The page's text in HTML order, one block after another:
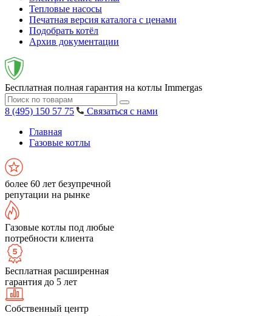
Тепловые насосы
Печатная версия каталога с ценами
Подобрать котёл
Архив документации
Бесплатная полная гарантия на котлы Immergas
8 (495) 150 57 75
Связаться с нами
Главная
Газовые котлы
более 60 лет безупречной
репутации на рынке
Газовые котлы под любые
потребности клиента
Бесплатная расширенная
гарантия до 5 лет
Собственный центр